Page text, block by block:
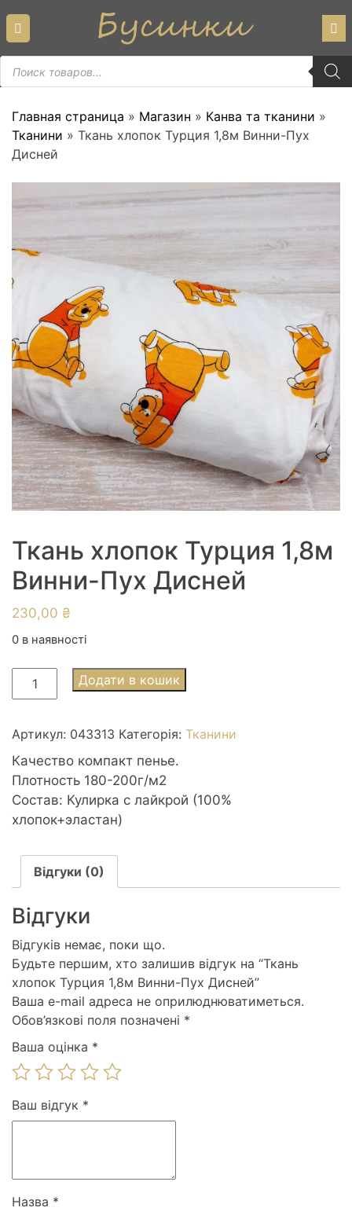
content
Пошук
товарів
Главная страница » Магазин » Канва та тканини »
Тканини » Ткань хлопок Турция 1,8м Винни-Пух
Дисней
Ткань хлопок Турция 1,8м
Винни-Пух Дисней
230,00 ₴
0 в наявності
Ткань
хлопок
1,8м
Винни-
Пух
Дисней
кількість
Додати в кошик
Артикул: 043313 Категорія: Тканини
Качество компакт пенье.
Плотность 180-200г/м2
Состав: Кулирка с лайкрой (100%
хлопок+эластан)
Відгуки (0)
Відгуки
Відгуків немає, поки що.
Будьте першим, хто залишив відгук на “Ткань
хлопок Турция 1,8м Винни-Пух Дисней”
Ваша e-mail адреса не оприлюднюватиметься.
Обов’язкові поля позначені *
Ваша оцінка *
Ваш відгук *
Назва *